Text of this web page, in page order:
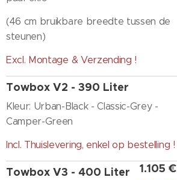
(46 cm bruikbare breedte tussen de
steunen)
Excl. Montage & Verzending !
Towbox V2 - 390 Liter
Kleur: Urban-Black- Classic-Grey -
Camper-Green
Incl. Thuislevering, enkel op bestelling !
Towbox V3 - 400 Liter 1.105 €